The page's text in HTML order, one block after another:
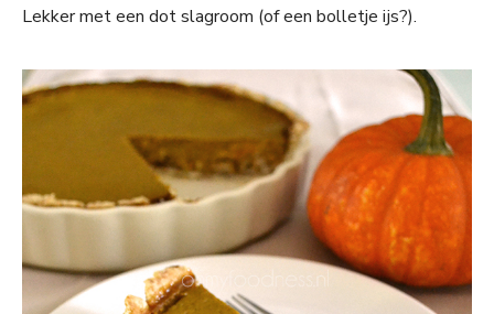
Lekker met een dot slagroom (of een bolletje ijs?).